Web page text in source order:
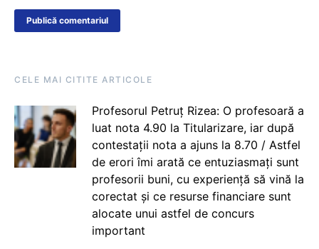
CELE MAI CITITE ARTICOLE
Profesorul Petruț Rizea: O profesoară a
luat nota 4.90 la Titularizare, iar după
contestații nota a ajuns la 8.70 / Astfel
de erori îmi arată ce entuziasmați sunt
profesorii buni, cu experiență să vină la
corectat și ce resurse financiare sunt
alocate unui astfel de concurs
important